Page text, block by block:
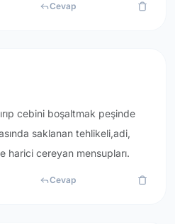
Cevap
cebini boşaltmak peşinde
saklanan tehlikeli,adi,
harici cereyan mensupları.
Cevap